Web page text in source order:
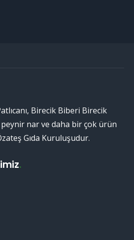
Birecik Biberi Birecik
nar ve daha bir çok ürün
Gıda Kuruluşudur.
.